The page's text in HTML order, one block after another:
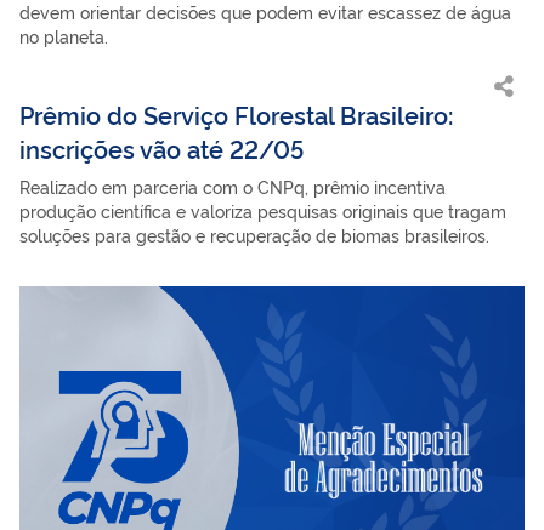
devem orientar decisões que podem evitar escassez de água
no planeta.
Prêmio do Serviço Florestal Brasileiro:
inscrições vão até 22/05
Realizado em parceria com o CNPq, prêmio incentiva
produção científica e valoriza pesquisas originais que tragam
soluções para gestão e recuperação de biomas brasileiros.